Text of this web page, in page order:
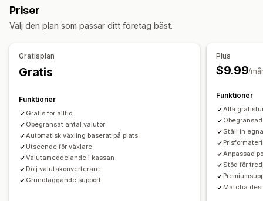
Översättning till andra språk
Automatisk omdirigering
Växlingsdesign
Lokaliseringsinställningar
Priser
Välj den plan som passar ditt företag bäst.
Gratisplan
Gratis
Funktioner
Gratis för alltid
Obegränsat antal valutor
Automatisk växling baserat på plats
Utseende för växlare
Valutameddelande i kassan
Dölj valutakonverterare
Grundläggande support
Plus
$9.99/
Funktioner
Alla
Ställ in
Anpassad
Stöd för
Matcha